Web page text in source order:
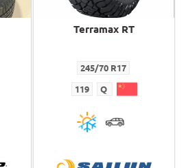
Terramax RT
245/70 R17
119 Q